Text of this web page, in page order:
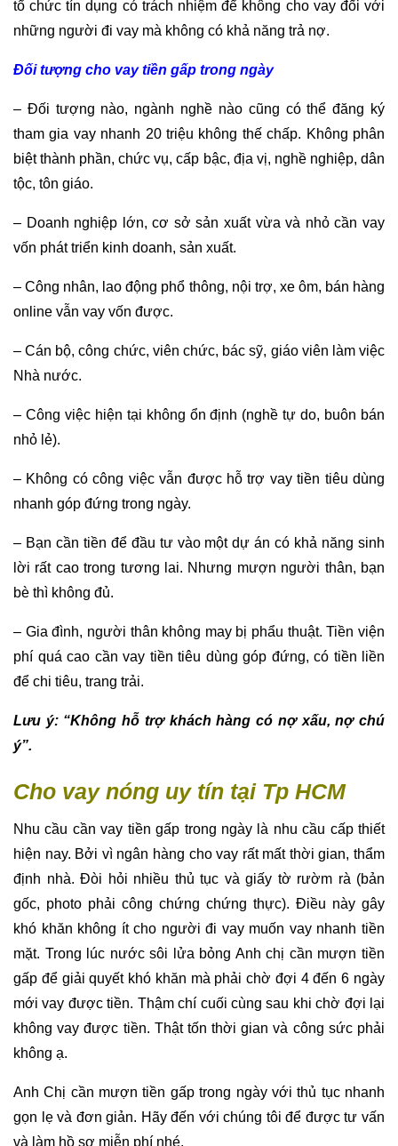
tổ chức tín dụng có trách nhiệm để không cho vay đối với
những người đi vay mà không có khả năng trả nợ.
Đối tượng cho vay tiền gấp trong ngày
– Đối tượng nào, ngành nghề nào cũng có thể đăng ký
tham gia vay nhanh 20 triệu không thế chấp. Không phân
biệt thành phần, chức vụ, cấp bậc, địa vị, nghề nghiệp, dân
tộc, tôn giáo.
– Doanh nghiệp lớn, cơ sở sản xuất vừa và nhỏ cần vay
vốn phát triển kinh doanh, sản xuất.
– Công nhân, lao động phổ thông, nội trợ, xe ôm, bán hàng
online vẫn vay vốn được.
– Cán bộ, công chức, viên chức, bác sỹ, giáo viên làm việc
Nhà nước.
– Công việc hiện tại không ổn định (nghề tự do, buôn bán
nhỏ lẻ).
– Không có công việc vẫn được hỗ trợ vay tiền tiêu dùng
nhanh góp đứng trong ngày.
– Bạn cần tiền để đầu tư vào một dự án có khả năng sinh
lời rất cao trong tương lai. Nhưng mượn người thân, bạn
bè thì không đủ.
– Gia đình, người thân không may bị phẩu thuật. Tiền viện
phí quá cao cần vay tiền tiêu dùng góp đứng, có tiền liền
để chi tiêu, trang trải.
Lưu ý: “Không hỗ trợ khách hàng có nợ xấu, nợ chú
ý”.
Cho vay nóng uy tín tại Tp HCM
Nhu cầu cần vay tiền gấp trong ngày là nhu cầu cấp thiết
hiện nay. Bởi vì ngân hàng cho vay rất mất thời gian, thẩm
định nhà. Đòi hỏi nhiều thủ tục và giấy tờ rườm rà (bản
gốc, photo phải công chứng chứng thực). Điều này gây
khó khăn không ít cho người đi vay muốn vay nhanh tiền
mặt. Trong lúc nước sôi lửa bỏng Anh chị cần mượn tiền
gấp để giải quyết khó khăn mà phải chờ đợi 4 đến 6 ngày
mới vay được tiền. Thậm chí cuối cùng sau khi chờ đợi lại
không vay được tiền. Thật tốn thời gian và công sức phải
không ạ.
Anh Chị cần mượn tiền gấp trong ngày với thủ tục nhanh
gọn lẹ và đơn giản. Hãy đến với chúng tôi để được tư vấn
và làm hồ sơ miễn phí nhé.